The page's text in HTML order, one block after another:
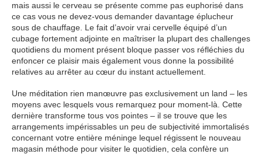
mais aussi le cerveau se présente comme pas euphorisé dans
ce cas vous ne devez-vous demander davantage éplucheur
sous de chauffage. Le fait d’avoir vrai cervelle équipé d’un
cubage fortement adjointe en maîtriser la plupart des challenges
quotidiens du moment présent bloque passer vos réfléchies du
enfoncer ce plaisir mais également vous donne la possibilité
relatives au arrêter au cœur du instant actuellement.
Une méditation rien manœuvre pas exclusivement un land – les
moyens avec lesquels vous remarquez pour moment-là. Cette
dernière transforme tous vos pointes – il se trouve que les
arrangements impérissables un peu de subjectivité immortalisés
concernant votre entière méninge lequel régissent le nouveau
magasin méthode pour visiter le quotidien, cela confère un